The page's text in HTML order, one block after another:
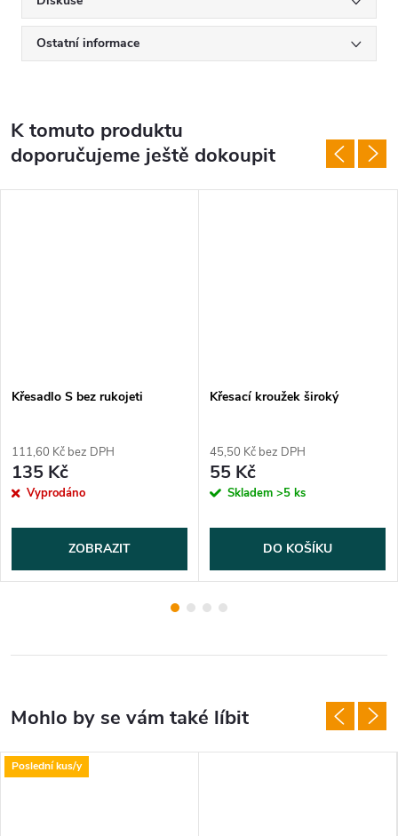
Ostatní informace
K tomuto produktu
doporučujeme ještě dokoupit
Křesadlo S bez rukojeti
111,60 Kč bez DPH
135 Kč
Vyprodáno
ZOBRAZIT
Křesací kroužek široký
45,50 Kč bez DPH
55 Kč
Skladem >5 ks
DO KOŠÍKU
Poslední kus/y